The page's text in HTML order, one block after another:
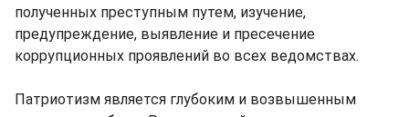
полученных преступным путем, изучение,
предупреждение, выявление и пресечение
коррупционных проявлений во всех ведомствах.
Патриотизм является глубоким и возвышенным